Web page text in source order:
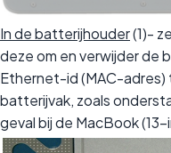
In de batterijhouder(1)-
deze om en verwijder de
Ethernet-id (MAC-adres)
batterijvak, zoals
geval bij de MacBook